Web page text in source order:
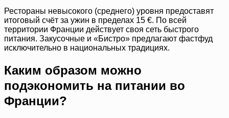
Рестораны невысокого (среднего) уровня предоставят
итоговый счёт за ужин в пределах 15 €. По всей
территории Франции действует своя сеть быстрого
питания. Закусочные и «Бистро» предлагают фастфуд
исключительно в национальных традициях.
Каким образом можно
подэкономить на питании во
Франции?